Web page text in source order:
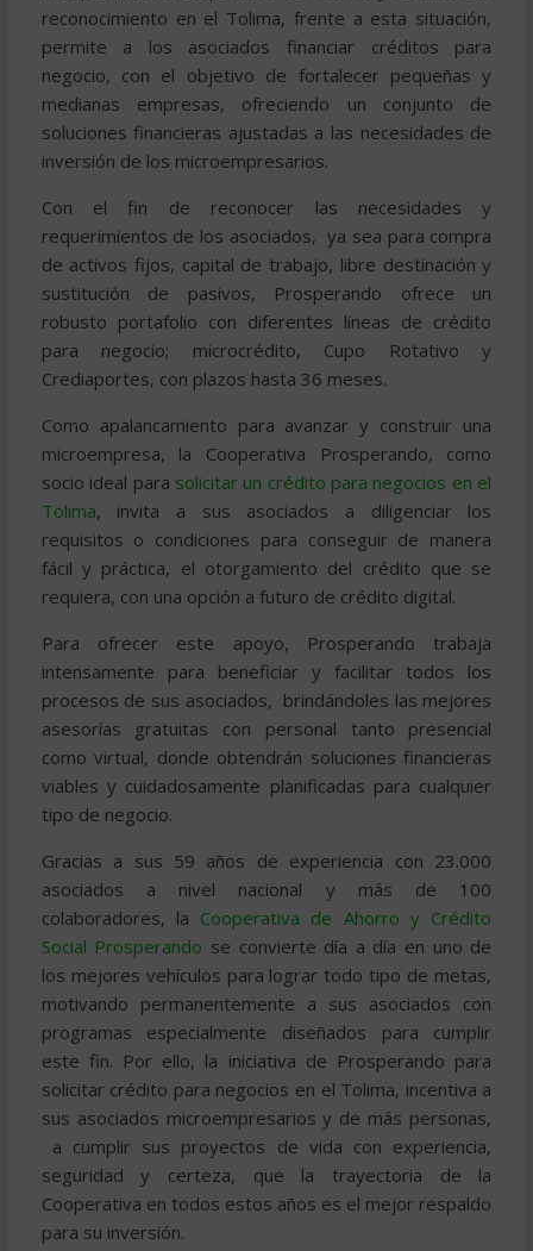
reconocimiento en el Tolima, frente a esta situación,
permite a los asociados financiar créditos para
negocio, con el objetivo de fortalecer pequeñas y
medianas empresas, ofreciendo un conjunto de
soluciones financieras ajustadas a las necesidades de
inversión de los microempresarios.
Con el fin de reconocer las necesidades y
requerimientos de los asociados, ya sea para compra
de activos fijos, capital de trabajo, libre destinación y
sustitución de pasivos, Prosperando ofrece un
robusto portafolio con diferentes líneas de crédito
para negocio; microcrédito, Cupo Rotativo y
Crediaportes, con plazos hasta 36 meses.
Como apalancamiento para avanzar y construir una
microempresa, la Cooperativa Prosperando, como
socio ideal para solicitar un crédito para negocios en el
Tolima, invita a sus asociados a diligenciar los
requisitos o condiciones para conseguir de manera
fácil y práctica, el otorgamiento del crédito que se
requiera, con una opción a futuro de crédito digital.
Para ofrecer este apoyo, Prosperando trabaja
intensamente para beneficiar y facilitar todos los
procesos de sus asociados, brindándoles las mejores
asesorías gratuitas con personal tanto presencial
como virtual, donde obtendrán soluciones financieras
viables y cuidadosamente planificadas para cualquier
tipo de negocio.
Gracias a sus 59 años de experiencia con 23.000
asociados a nivel nacional y más de 100
colaboradores, la Cooperativa de Ahorro y Crédito
Social Prosperando se convierte día a día en uno de
los mejores vehículos para lograr todo tipo de metas,
motivando permanentemente a sus asociados con
programas especialmente diseñados para cumplir
este fin. Por ello, la iniciativa de Prosperando para
solicitar crédito para negocios en el Tolima, incentiva a
sus asociados microempresarios y de más personas,
a cumplir sus proyectos de vida con experiencia,
seguridad y certeza, que la trayectoria de la
Cooperativa en todos estos años es el mejor respaldo
para su inversión.